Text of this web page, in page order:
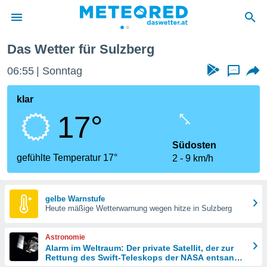
wurde
dass
sind.
diese
Das Wetter für Sulzberg
06:55 Sonntag ...
klar
17°
gefühlte Temperatur 17°
Südosten
2
9 km/h
gelbe Warnstufe
Heute mäßige Wetterwarnung wegen hitze in Sulzberg
Astronomie
Alarm im Weltraum: Der private Satellit, der zur
Rettung des Swift-Teleskops der NASA entsandt